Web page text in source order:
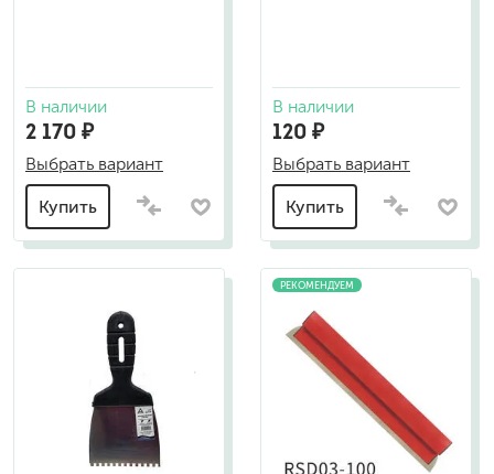
В наличии
2 170 ₽
Выбрать вариант
Купить
В наличии
120 ₽
Выбрать вариант
Купить
РЕКОМЕНДУЕМ